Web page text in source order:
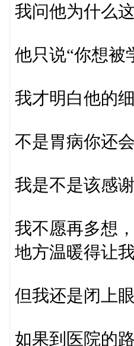
我问他为什么这
他只说“你想被
我才明白他的细
不是胃病你还
我是不是该感
我不愿再多想
地方温暖得让我
但我还是闭上
如果到医院的